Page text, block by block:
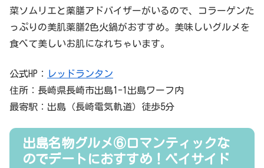
菜ソムリエと薬膳アドバイザーがいるので、コラーゲンた
っぷりの美肌薬膳2色火鍋がおすすめ。美味しいグルメを
食べて美しいお肌になれちゃいます。
公式HP：
レッドランタン
住所：長崎県長崎市出島1-1出島ワーフ内
最寄駅：出島（長崎電気軌道）徒歩5分
出島名物グルメ⑥ロマンティックな
のでデートにおすすめ！ベイサイド